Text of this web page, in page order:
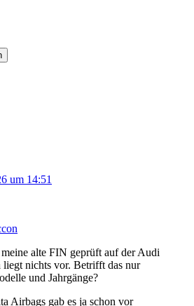
um 14:51
alte FIN geprüft auf der Audi
liegt nichts vor. Betrifft das nur
und Jahrgänge?
Airbags gab es ja schon vor